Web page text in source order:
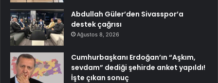
Abdullah Güler’den Sivasspor’a
destek çağrısı
Ağustos 8, 2026
Cumhurbaşkanı Erdoğan’ın “Aşkım,
sevdam” dediği şehirde anket yapıldı!
İşte çıkan sonuç